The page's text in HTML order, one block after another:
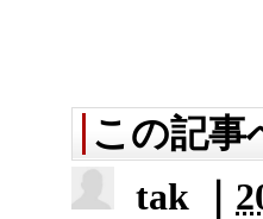
この記事
tak ｜